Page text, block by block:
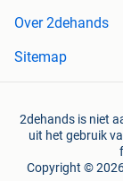
Over 2dehands
Sitemap
2dehands is niet
uit het gebruik
Copyright ©